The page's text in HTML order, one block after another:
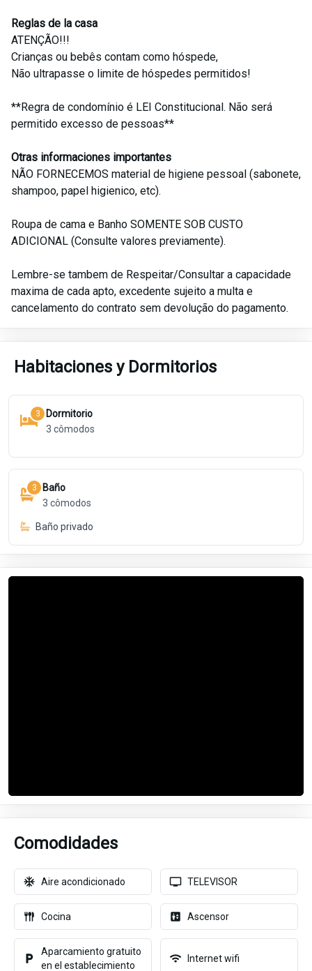
Reglas de la casa
ATENÇÃO!!!
Crianças ou bebês contam como hóspede,
Não ultrapasse o limite de hóspedes permitidos!
**Regra de condomínio é LEI Constitucional. Não será
permitido excesso de pessoas**
Otras informaciones importantes
NÃO FORNECEMOS material de higiene pessoal (sabonete,
shampoo, papel higienico, etc).
Roupa de cama e Banho SOMENTE SOB CUSTO
ADICIONAL (Consulte valores previamente).
Lembre-se tambem de Respeitar/Consultar a capacidade
maxima de cada apto, excedente sujeito a multa e
cancelamento do contrato sem devolução do pagamento.
Habitaciones y Dormitorios
3
Dormitorio
3 cômodos
3
Baño
3 cômodos
Baño privado
Comodidades
Aire acondicionado TELEVISOR
Cocina Ascensor
Aparcamiento gratuito
en el establecimiento
Internet wifi